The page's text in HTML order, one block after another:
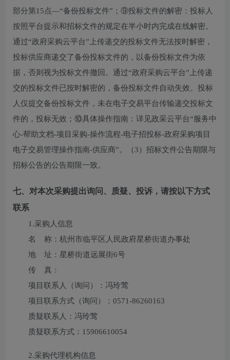
部分第15点—“备份投标文件”；⑨投标文件的解密：投标人
按照平台提示和招标文件的规定在半小时内完成在线解密。
通过“政府采购云平台”上传递交的投标文件无法按时解密，
投标供应商递交了备份投标文件的，以备份投标文件为依
据，否则视为投标文件撤回。通过“政府采购云平台”上传递
交的投标文件已按时解密的，备份投标文件自动失效。投标
人仅提交备份投标文件，未在电子交易平台传输递交投标文
件的，投标无效；⑩具体操作指南：详见政采云平台“服务中
心-帮助文档-项目采购-操作流程-电子招投标-政府采购项目
电子交易管理操作指南-供应商”。（3）招标文件公告期限与
招标公告的公告期限一致。
七、对本次采购提出询问、质疑、投诉，请按以下方式
联系
1.采购人信息
名 称： 杭州市临平区人民政府星桥街道办事处
地 址： 星桥街道远展街6号
传 真：
项目联系人（询问）： 冯玲莺
项目联系方式（询问）： 0571-86260163
质疑联系人： 冯玲莺
质疑联系方式： 15906610054
2.采购代理机构信息